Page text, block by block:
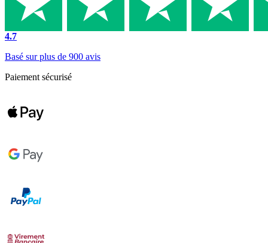
4.7
Basé sur plus de 900 avis
Paiement sécurisé